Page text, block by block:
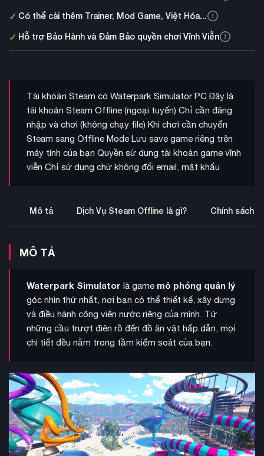
✓ Có thể cài thêm Trainer, Mod Game, Việt Hóa...
✓ Hỗ trợ Bảo Hành và Đảm Bảo quyền chơi Vĩnh Viễn
Tài khoản Steam có Waterpark Simulator PC Đây là
tài khoản Steam Offline (ngoại tuyến) Chỉ cần đăng
nhập và chơi (không chạy file) Khi chơi cần chuyển
Steam sang Offline Mode Lưu save game riêng trên
máy tính của bạn Quyền sử dụng tài khoản game vĩnh
viễn Chỉ sử dụng chứ không đổi email, mật khẩu
Mô tả Dịch Vụ Steam Offline là gì? Chính sách
MÔ TẢ
Waterpark Simulator là game mô phỏng quản lý
góc nhìn thứ nhất, nơi bạn có thể thiết kế, xây dựng
và điều hành công viên nước riêng của mình. Từ
những cầu trượt điên rồ đến đồ ăn vặt hấp dẫn, mọi
chi tiết đều nằm trong tầm kiểm soát của bạn.